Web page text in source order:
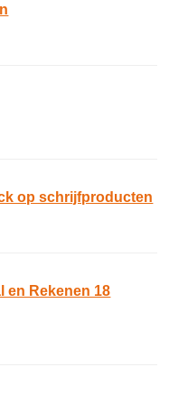
op schrijfproducten
en Rekenen 18